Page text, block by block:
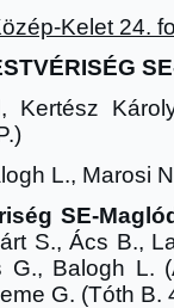
Kelet 24.
Kertész
)
L., Marosi
SE-
S., Ács B.,
G., Balogh L.
G. (Tóth B.